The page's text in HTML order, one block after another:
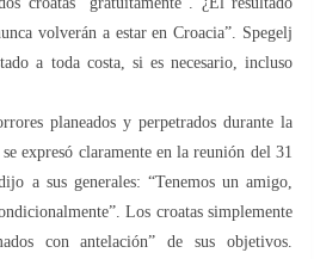
volverán a estar en Croacia”. Spegelj
a toda costa, si es necesario, incluso
planeados y perpetrados durante la
expresó claramente en la reunión del 31
a sus generales: “Tenemos un amigo,
Los croatas simplemente
con antelación” de sus objetivos.